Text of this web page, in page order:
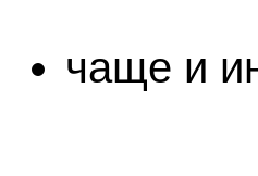
чаще и